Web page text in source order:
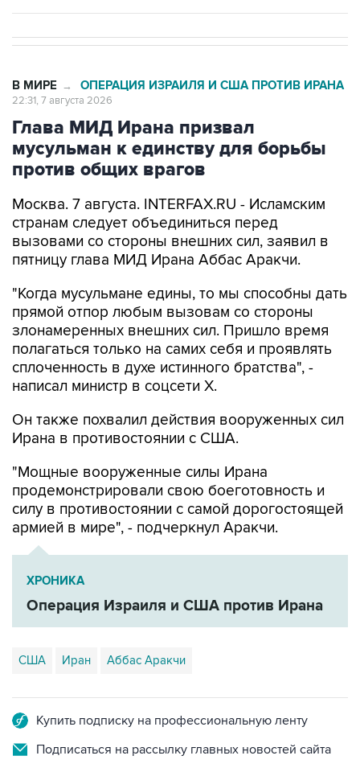
В МИРЕ → ОПЕРАЦИЯ ИЗРАИЛЯ И США ПРОТИВ ИРАНА
22:31, 7 августа 2026
Глава МИД Ирана призвал
мусульман к единству для борьбы
против общих врагов
Москва. 7 августа. INTERFAX.RU - Исламским
странам следует объединиться перед
вызовами со стороны внешних сил, заявил в
пятницу глава МИД Ирана Аббас Аракчи.
"Когда мусульмане едины, то мы способны дать
прямой отпор любым вызовам со стороны
злонамеренных внешних сил. Пришло время
полагаться только на самих себя и проявлять
сплоченность в духе истинного братства", -
написал министр в соцсети Х.
Он также похвалил действия вооруженных сил
Ирана в противостоянии с США.
"Мощные вооруженные силы Ирана
продемонстрировали свою боеготовность и
силу в противостоянии с самой дорогостоящей
армией в мире", - подчеркнул Аракчи.
ХРОНИКА
Операция Израиля и США против Ирана
США Иран Аббас Аракчи
Купить подписку на профессиональную ленту
Подписаться на рассылку главных новостей сайта